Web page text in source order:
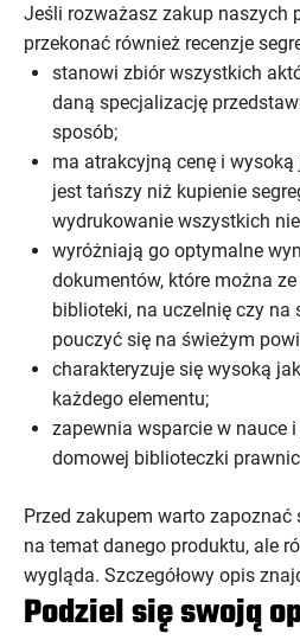
Jeśli rozważasz zakup naszych
przekonać również recenzje
stanowi zbiór wszystkich
daną specjalizację
sposób;
ma atrakcyjną cenę i
jest tańszy niż kupienie
wydrukowanie wszystkich
wyróżniają go optymalne
dokumentów, które można
biblioteki, na uczelnię czy na
pouczyć się na świeżym
charakteryzuje się wysoką
każdego elementu;
zapewnia wsparcie w nauce i
domowej biblioteczki
Przed zakupem warto
na temat danego produktu, ale
wygląda. Szczegółowy opis
Podziel się swoją